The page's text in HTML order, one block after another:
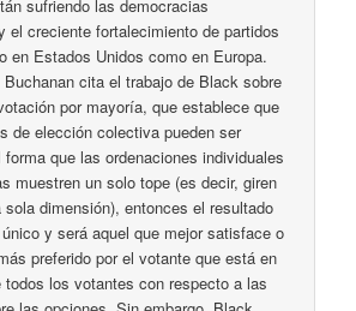
sufriendo las democracias
el creciente fortalecimiento de partidos
en Estados Unidos como en Europa.
cita el trabajo de Black sobre
por mayoría, que establece que
de elección colectiva pueden ser
que las ordenaciones individuales
muestren un solo tope (es decir, giren
sola dimensión), entonces el resultado
y será aquel que mejor satisface o
preferido por el votante que está en
todos los votantes con respecto a las